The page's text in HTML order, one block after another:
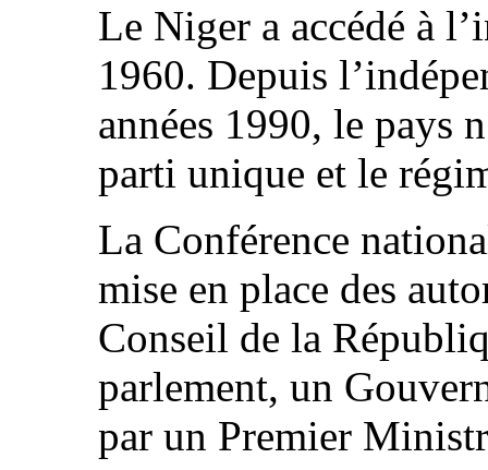
Le Niger a accédé à
1960. Depuis
années 1990, le pays
parti unique et le
La Conférence
mise en place des
Conseil de la
parlement, un
par un Premier